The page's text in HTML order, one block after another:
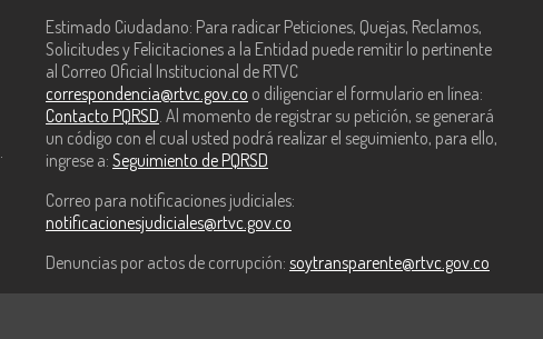
Estimado Ciudadano: Para radicar Peticiones, Quejas, Reclamos,
Solicitudes y Felicitaciones a la Entidad puede remitir lo pertinente
al Correo Oficial Institucional de RTVC
correspondencia@rtvc.gov.co o diligenciar el formulario en línea:
Contacto PQRSD . Al momento de registrar su petición, se generará
un código con el cual usted podrá realizar el seguimiento, para ello,
ingrese a: Seguimiento de PQRSD
Correo para notificaciones judiciales:
notificacionesjudiciales@rtvc.gov.co
Denuncias por actos de corrupción: soytransparente@rtvc.gov.co